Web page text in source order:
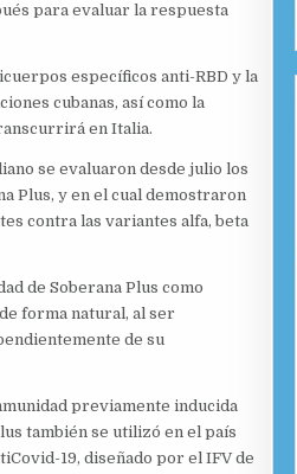
para evaluar la respuesta
específicos anti-RBD y la
cubanas, así como la
en Italia.
se evaluaron desde julio los
Plus, y en el cual demostraron
contra las variantes alfa, beta
de Soberana Plus como
forma natural, al ser
de su
previamente inducida
también se utilizó en el país
19, diseñado por el IFV de